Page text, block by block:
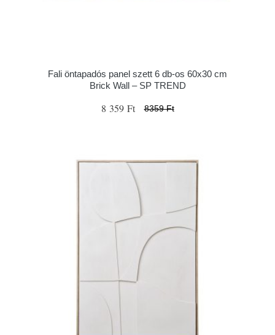
Fali öntapadós panel szett 6 db-os 60x30 cm
Brick Wall – SP TREND
8 359 Ft 8359 Ft